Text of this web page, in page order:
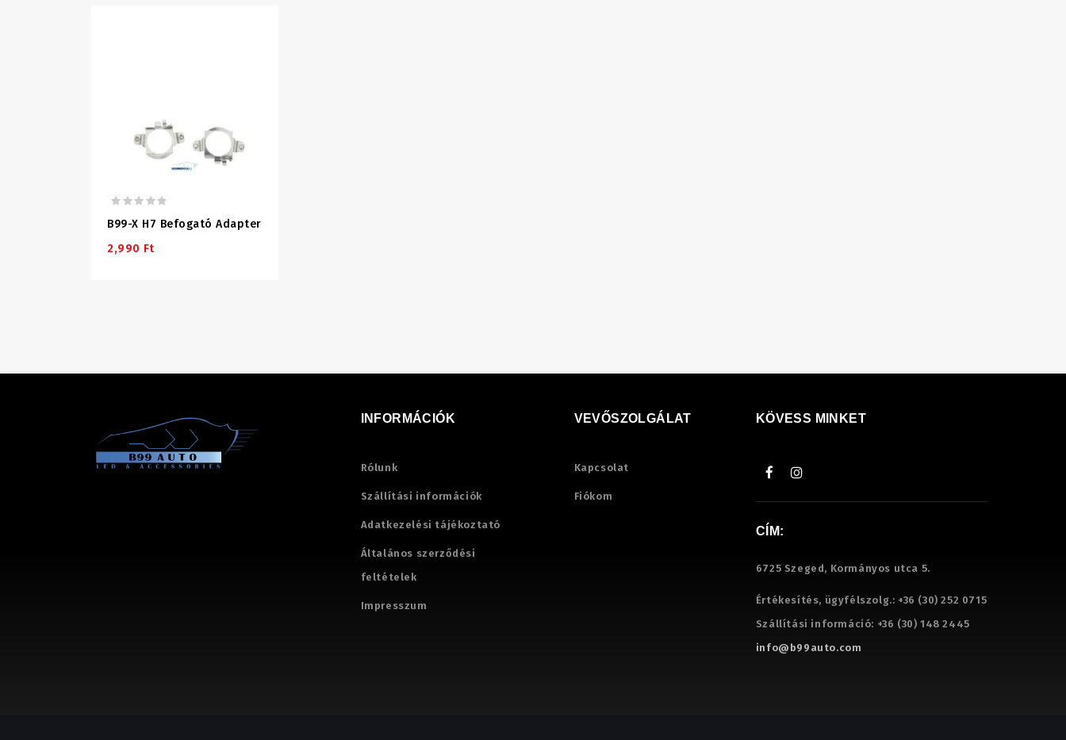
B99-X H7 Befogató Adapter
2,990 Ft
INFORMÁCIÓK
Rólunk
Szállítási információk
Adatkezelési tájékoztató
Általános szerződési
feltételek
Impresszum
VEVŐSZOLGÁLAT
Kapcsolat
Fiókom
KÖVESS MINKET
CÍM:
6725 Szeged, Kormányos utca 5.
Értékesítés, ügyfélszolg.: +36 (30) 252 0715
Szállítási információ: +36 (30) 148 2445
info@b99auto.com